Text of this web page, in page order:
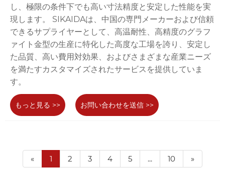
し、極限の条件下でも高い寸法精度と安定した性能を実
現します。 SIKAIDAは、中国の専門メーカーおよび信頼
できるサプライヤーとして、高温耐性、高精度のグラフ
ァイト金型の生産に特化した高度な工場を誇り、安定し
た品質、高い費用対効果、およびさまざまな産業ニーズ
を満たすカスタマイズされたサービスを提供していま
す。
もっと見る >> お問い合わせを送信 >>
« 1 2 3 4 5 ... 10 »